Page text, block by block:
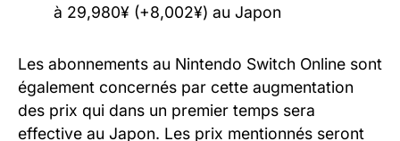
à 29,980¥ (+8,002¥) au Japon
Les abonnements au Nintendo Switch Online sont
également concernés par cette augmentation
des prix qui dans un premier temps sera
effective au Japon. Les prix mentionnés seront